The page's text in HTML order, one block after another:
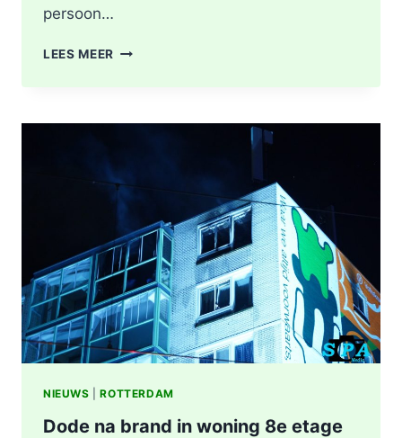
persoon…
LEES MEER POLITIE
STEEKINCIDENT
KAREL
DOORMANSTRAAT
ROTTERDAM
NIEUWS |ROTTERDAM
Dode na brand in woning 8e etage